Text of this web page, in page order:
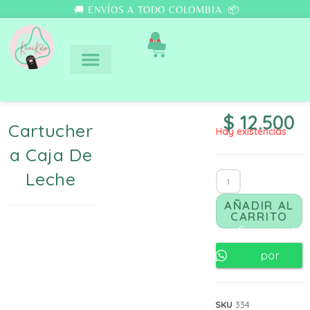
🚚 ENVÍOS A TODO COLOMBIA 📦
0
Cartucher
A Caja De
Leche
$ 12.500
Hay existencias
AÑADIR AL
CARRITO
Comunicate
por
SKU 334